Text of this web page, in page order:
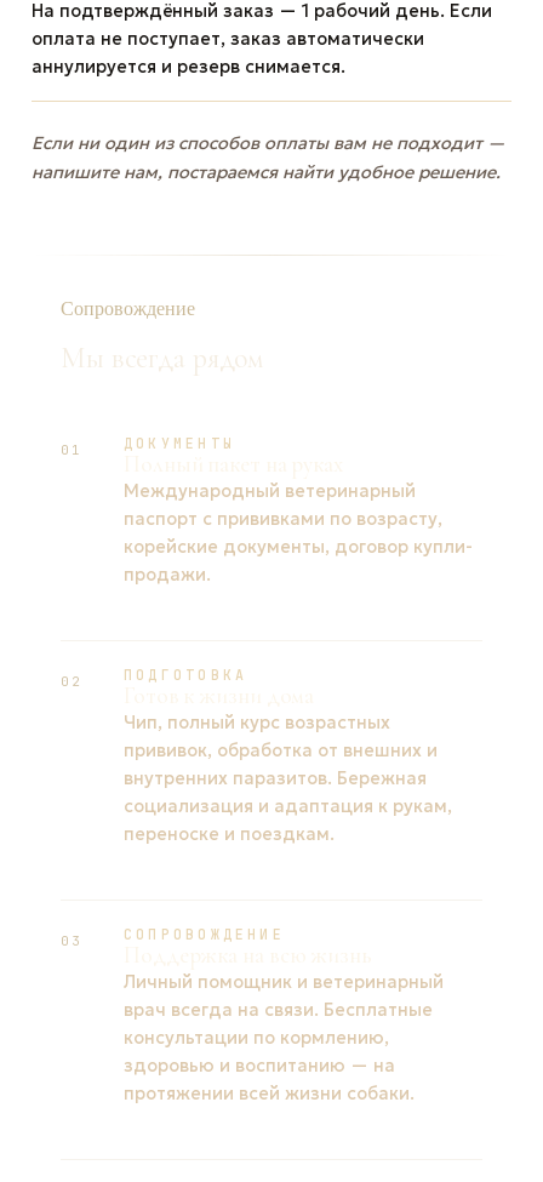
На подтверждённый заказ — 1 рабочий день. Если
оплата не поступает, заказ автоматически
аннулируется и резерв снимается.
Если ни один из способов оплаты вам не подходит —
напишите нам, постараемся найти удобное решение.
Сопровождение
Мы всегда рядом
01 ДОКУМЕНТЫ
Международный ветеринарный
паспорт с прививками по возрасту,
корейские документы, договор купли-
продажи.
02 ПОДГОТОВКА
Чип, полный курс возрастных
прививок, обработка от внешних и
внутренних паразитов. Бережная
социализация и адаптация к рукам,
переноске и поездкам.
03 СОПРОВОЖДЕНИЕ
Личный помощник и ветеринарный
врач всегда на связи. Бесплатные
консультации по кормлению,
здоровью и воспитанию — на
протяжении всей жизни собаки.